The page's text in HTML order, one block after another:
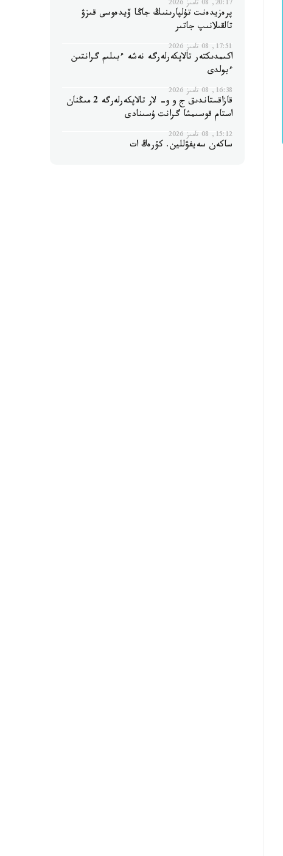
20:17, 08 تامىز 2026
پرەزيدەنت تۇلپارىنىڭ جاڭا ۆيدەوسى قىزۋ
تالقىلانىپ جاتىر
17:51, 08 تامىز 2026
اكىمدىكتەر تالاپكەرلەرگە نەشە ءبىلىم گرانتىن
ءبولدى
16:38, 08 تامىز 2026
قازاقستاندىق ج و و- لار تالاپكەرلەرگە 2 مىڭنان
استام قوسىمشا گرانت ۇسىنادى
15:12, 08 تامىز 2026
ساكەن سەيفۋللين. كۇرەڭ ات